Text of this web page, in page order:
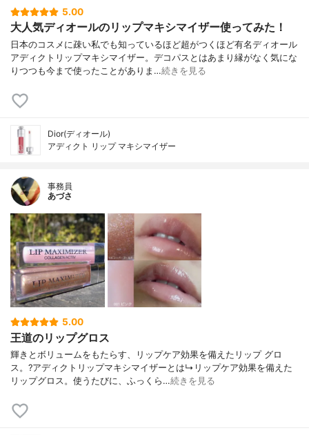
5.00
大人気ディオールのリップマキシマイザー使ってみた！
日本のコスメに疎い私でも知っているほど超がつくほど有名ディオール
アディクトリップマキシマイザー。デコパスとはあまり縁がなく気にな
りつつも今まで使ったことがありま…続きを見る
Dior(ディオール)
アディクト リップ マキシマイザー
事務員
あづさ
5.00
王道のリップグロス
輝きとボリュームをもたらす、リップケア効果を備えたリップ グロ
ス。?アディクトリップマキシマイザーとは↳リップケア効果を備えた
リップグロス。使うたびに、ふっくら…続きを見る